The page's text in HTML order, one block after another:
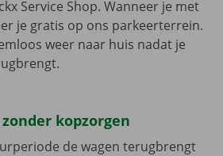
Service Shop. Wanneer je met
je gratis op ons parkeerterrein.
weer naar huis nadat je
kopzorgen
de wagen terugbrengt